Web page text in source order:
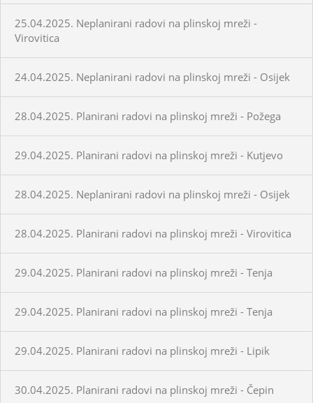
25.04.2025. Neplanirani radovi na plinskoj mreži -
Virovitica
24.04.2025. Neplanirani radovi na plinskoj mreži - Osijek
28.04.2025. Planirani radovi na plinskoj mreži - Požega
29.04.2025. Planirani radovi na plinskoj mreži - Kutjevo
28.04.2025. Neplanirani radovi na plinskoj mreži - Osijek
28.04.2025. Planirani radovi na plinskoj mreži - Virovitica
29.04.2025. Planirani radovi na plinskoj mreži - Tenja
29.04.2025. Planirani radovi na plinskoj mreži - Tenja
29.04.2025. Planirani radovi na plinskoj mreži - Lipik
30.04.2025. Planirani radovi na plinskoj mreži - Čepin